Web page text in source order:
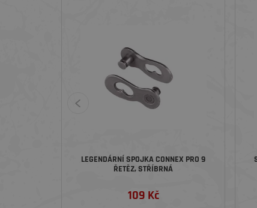
LEGENDÁRNÍ SPOJKA CONNEX PRO 9
ŘETĚZ, STŘÍBRNÁ
109 Kč